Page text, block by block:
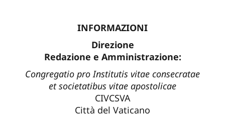
INFORMAZIONI
Direzione
Redazione e Amministrazione:
Congregatio pro Institutis vitae consecratae
et societatibus vitae apostolicae
CIVCSVA
Città del Vaticano